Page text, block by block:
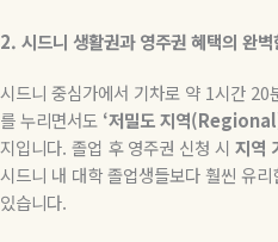
2. 시드니 생활권과 영주권혜택의 완벽
시드니 중심가에서 기차로 약 1시간 20
를 누리면서도 ‘저밀도지역
지입니다. 졸업 후 영주권 신청 시 지역
시드니 내 대학 졸업생들보다 훨씬 유
있습니다.